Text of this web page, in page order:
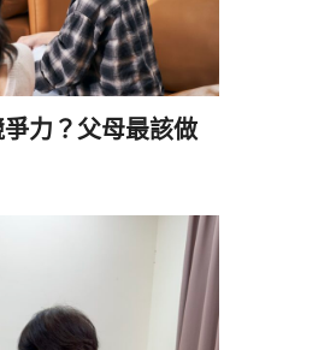
力？父母最該做